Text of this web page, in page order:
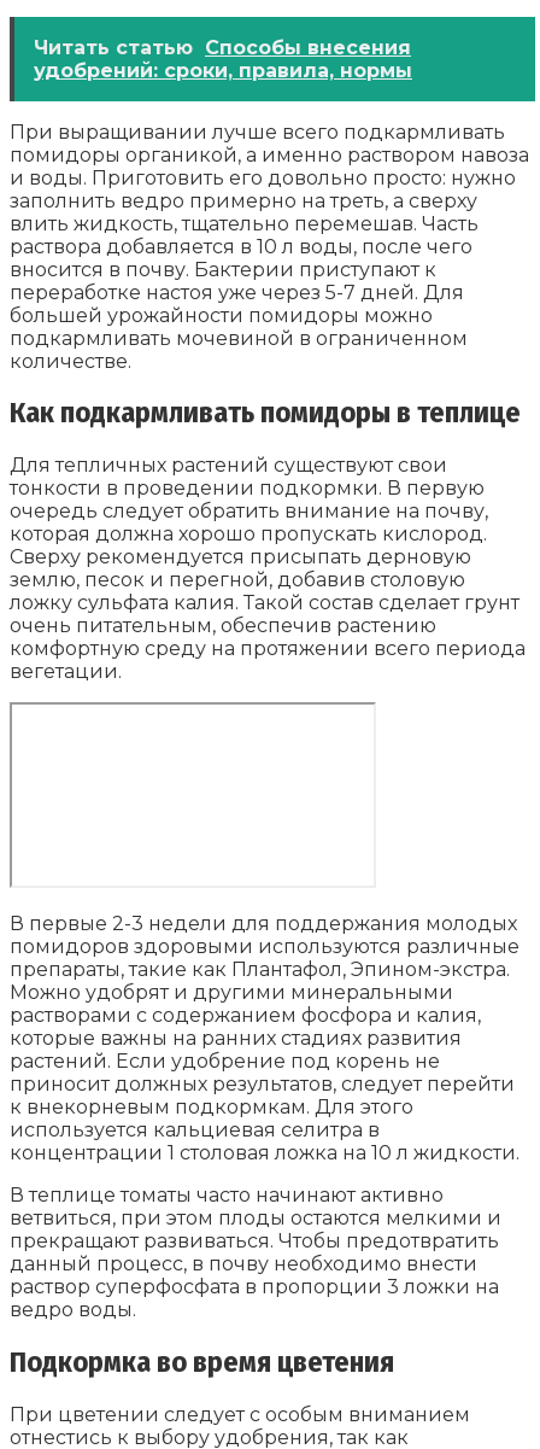
Читать статью Способы внесения
удобрений: сроки, правила, нормы
При выращивании лучше всего подкармливать
помидоры органикой, а именно раствором навоза
и воды. Приготовить его довольно просто: нужно
заполнить ведро примерно на треть, а сверху
влить жидкость, тщательно перемешав. Часть
раствора добавляется в 10 л воды, после чего
вносится в почву. Бактерии приступают к
переработке настоя уже через 5-7 дней. Для
большей урожайности помидоры можно
подкармливать мочевиной в ограниченном
количестве.
Как подкармливать помидоры в теплице
Для тепличных растений существуют свои
тонкости в проведении подкормки. В первую
очередь следует обратить внимание на почву,
которая должна хорошо пропускать кислород.
Сверху рекомендуется присыпать дерновую
землю, песок и перегной, добавив столовую
ложку сульфата калия. Такой состав сделает грунт
очень питательным, обеспечив растению
комфортную среду на протяжении всего периода
вегетации.
В первые 2-3 недели для поддержания молодых
помидоров здоровыми используются различные
препараты, такие как Плантафол, Эпином-экстра.
Можно удобрят и другими минеральными
растворами с содержанием фосфора и калия,
которые важны на ранних стадиях развития
растений. Если удобрение под корень не
приносит должных результатов, следует перейти
к внекорневым подкормкам. Для этого
используется кальциевая селитра в
концентрации 1 столовая ложка на 10 л жидкости.
В теплице томаты часто начинают активно
ветвиться, при этом плоды остаются мелкими и
прекращают развиваться. Чтобы предотвратить
данный процесс, в почву необходимо внести
раствор суперфосфата в пропорции 3 ложки на
ведро воды.
Подкормка во время цветения
При цветении следует с особым вниманием
отнестись к выбору удобрения, так как